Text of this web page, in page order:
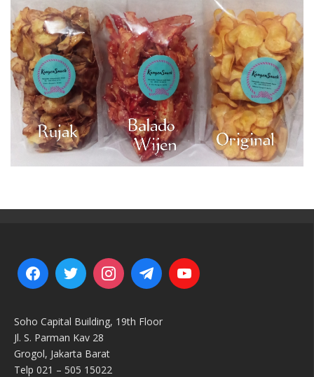
Soho Capital Building, 19th Floor
Jl. S. Parman Kav 28
Grogol, Jakarta Barat
Telp 021 – 505 15022